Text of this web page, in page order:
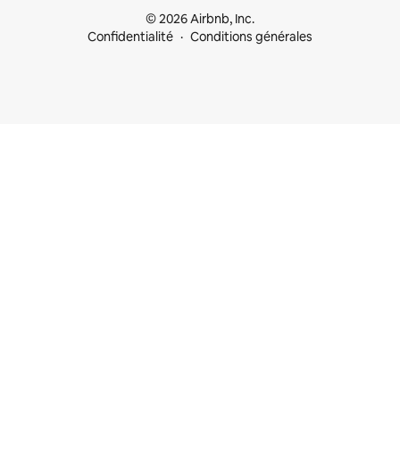
© 2026 Airbnb, Inc.
Confidentialité
Conditions générales